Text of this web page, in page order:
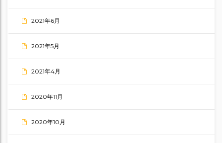
2021年6月
2021年5月
2021年4月
2020年11月
2020年10月